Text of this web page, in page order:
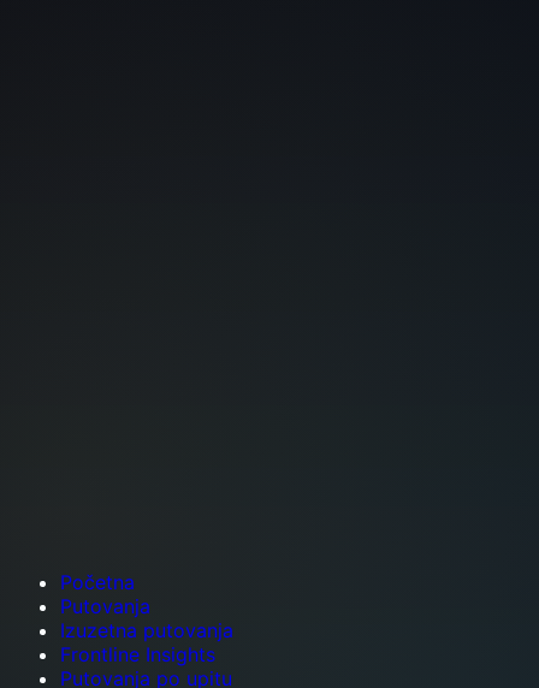
Početna
Putovanja
Izuzetna putovanja
Frontline Insights
Putovanja po upitu